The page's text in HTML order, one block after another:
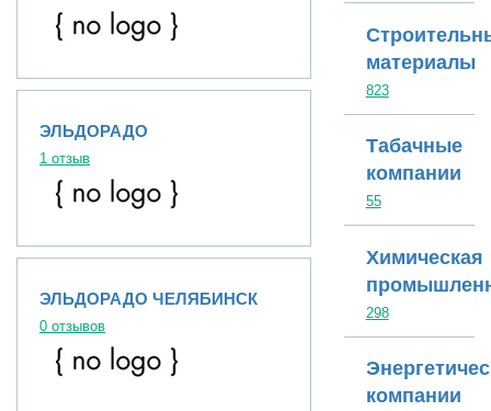
ЭЛЬДОРАДО
1 отзыв
ЭЛЬДОРАДО ЧЕЛЯБИНСК
0 отзывов
материалы
823
Табачные
компании
55
Химическая
298
компании